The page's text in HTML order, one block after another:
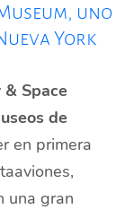
uno
York
Space
de
en primera
una gran